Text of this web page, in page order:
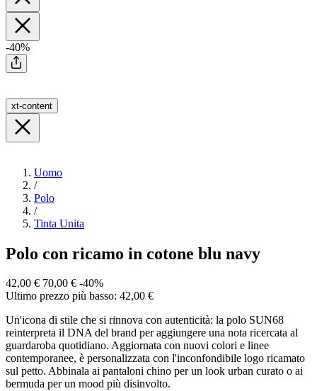
-40%
xt-content
Uomo
/
Polo
/
Tinta Unita
Polo con ricamo in cotone blu navy
42,00 € 70,00 € -40%
Ultimo prezzo più basso: 42,00 €
Un'icona di stile che si rinnova con autenticità: la polo SUN68
reinterpreta il DNA del brand per aggiungere una nota ricercata al
guardaroba quotidiano. Aggiornata con nuovi colori e linee
contemporanee, è personalizzata con l'inconfondibile logo ricamato
sul petto. Abbinala ai pantaloni chino per un look urban curato o ai
bermuda per un mood più disinvolto.